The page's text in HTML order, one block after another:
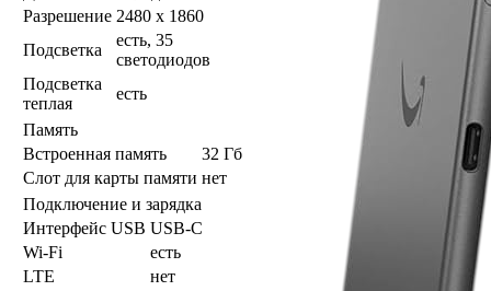
Разрешение 2480 x 1860
Подсветка
есть, 35
светодиодов
Подсветка
теплая
есть
Память
Встроенная память
32 Гб
Слот для карты памяти нет
Подключение и зарядка
Интерфейс USB USB-C
Wi-Fi
есть
LTE
нет